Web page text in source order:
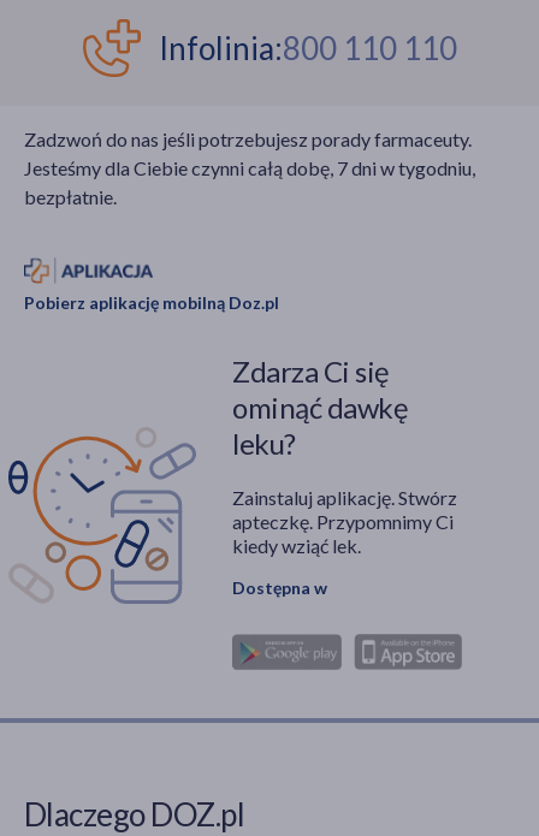
podawanie szczurom
suplementu witaminy
metabolicznej i
przeciwnowotworowej
migdały mogą być
trujące? Odpowiedzi na
Infolinia:800 110 110
Zadzwoń do nas jeśli potrzebujesz porady farmaceuty.
Jesteśmy dla Ciebie czynni całą dobę, 7 dni w tygodniu,
bezpłatnie.
Pobierz aplikację mobilną Doz.pl
Zdarza Ci się
ominąć dawkę
leku?
Zainstaluj aplikację. Stwórz
apteczkę. Przypomnimy Ci
kiedy wziąć lek.
Dostępna w
Dlaczego DOZ.pl